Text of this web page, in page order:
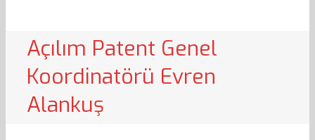
Açılım Patent Genel
Koordinatörü Evren
Alankuş